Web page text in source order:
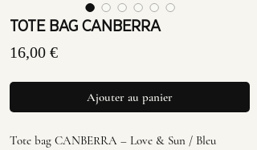
TOTE BAG CANBERRA
16,00 €Prix
Ajouter au panier
Tote bag CANBERRA – Love & Sun / Bleu